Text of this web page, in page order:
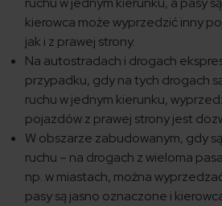
kierowca może wyprzedzić inny
jak i z prawej strony.
Na autostradach i drogach
przypadku, gdy na tych drogach
ruchu w jednym kierunku,
pojazdów z prawej strony jest
W obszarze zabudowanym, gdy
ruchu – na drogach z wieloma
np. w miastach, można
pasy są jasno oznaczone i